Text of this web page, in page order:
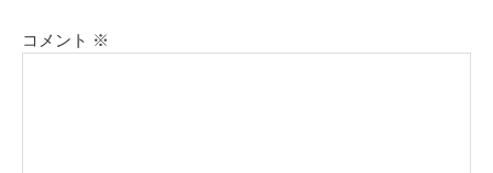
コメント ※